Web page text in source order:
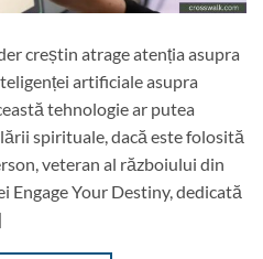
creștin atrage atenția asupra
artificiale asupra
tehnologie ar putea
spirituale, dacă este folosită
veteran al războiului din
Engage Your Destiny, dedicată